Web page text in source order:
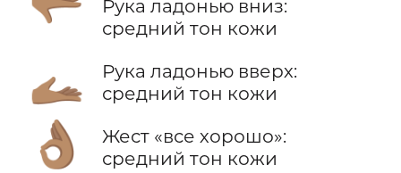
🫳🏽
Рука ладонью вниз:
средний тон кожи
🫴🏽
Рука ладонью вверх:
средний тон кожи
👌🏽
Жест «все хорошо»:
средний тон кожи